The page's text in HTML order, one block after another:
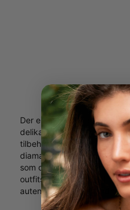
Der er noget ved
delikat navnehalskæde som
tilbehør. Det er den slags,
diamantaccent. Som et
som det ser ud. At
outfits, fra afslappet til
autentiske som udvundne
Fremstillet af 18Kt